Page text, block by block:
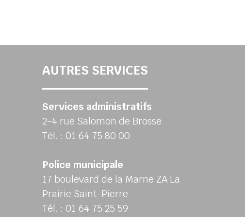
AUTRES SERVICES
Services administratifs
2-4 rue Salomon de Brosse
Tél. : 01 64 75 80 00
Police municipale
17 boulevard de la Marne ZA La
Prairie Saint-Pierre
Tél. : 01 64 75 25 59